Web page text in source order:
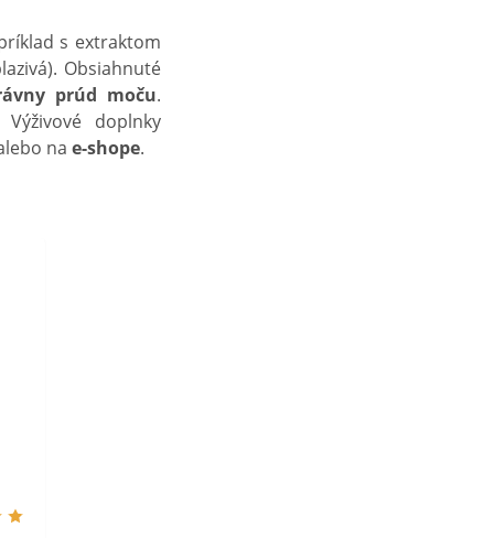
s extraktom
Obsiahnuté
prúd moču.
doplnky
na e-shope.